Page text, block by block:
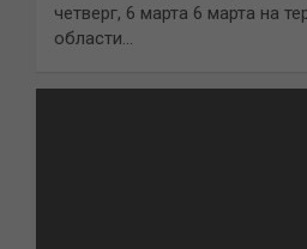
четверг, 6 марта 6 марта на
области…